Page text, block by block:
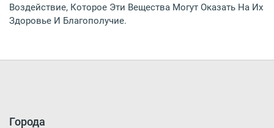
Воздействие, Которое Эти Вещества Могут Оказать На Их
Здоровье И Благополучие.
Города